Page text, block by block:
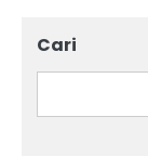
Cari